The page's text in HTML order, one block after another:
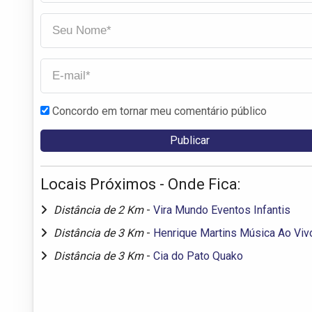
Concordo em tornar meu comentário público
Locais Próximos - Onde Fica:
Distância de 2 Km - Vira Mundo Eventos Infantis
Distância de 3 Km - Henrique Martins Música Ao
Distância de 3 Km - Cia do Pato Quako